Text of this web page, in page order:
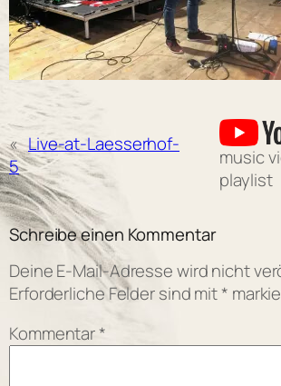
« Live-at-Laesserhof-
5
music
playlist
Schreibe einen Kommentar
Deine E-Mail-Adresse wird nicht
Erforderliche Felder sind mit*
Kommentar*